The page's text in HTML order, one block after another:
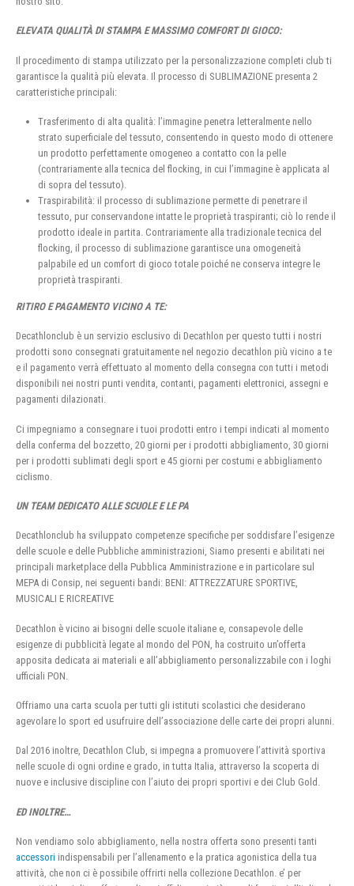
ELEVATA QUALITÀ DI STAMPA E MASSIMO COMFORT DI GIOCO:
Il procedimento di stampa utilizzato per la personalizzazione completi club ti
garantisce la qualità più elevata. Il processo di SUBLIMAZIONE presenta 2
caratteristiche principali:
Trasferimento di alta qualità: l’immagine penetra letteralmente nello
strato superficiale del tessuto, consentendo in questo modo di ottenere
un prodotto perfettamente omogeneo a contatto con la pelle
(contrariamente alla tecnica del flocking, in cui l’immagine è applicata al
di sopra del tessuto).
Traspirabilità: il processo di sublimazione permette di penetrare il
tessuto, pur conservandone intatte le proprietà traspiranti; ciò lo rende il
prodotto ideale in partita. Contrariamente alla tradizionale tecnica del
flocking, il processo di sublimazione garantisce una omogeneità
palpabile ed un comfort di gioco totale poiché ne conserva integre le
proprietà traspiranti.
RITIRO E PAGAMENTO VICINO A TE:
Decathlonclub è un servizio esclusivo di Decathlon per questo tutti i nostri
prodotti sono consegnati gratuitamente nel negozio decathlon più vicino a te
e il pagamento verrà effettuato al momento della consegna con tutti i metodi
disponibili nei nostri punti vendita, contanti, pagamenti elettronici, assegni e
pagamenti dilazionati.
Ci impegniamo a consegnare i tuoi prodotti entro i tempi indicati al momento
della conferma del bozzetto, 20 giorni per i prodotti abbigliamento, 30 giorni
per i prodotti sublimati degli sport e 45 giorni per costumi e abbigliamento
ciclismo.
UN TEAM DEDICATO ALLE SCUOLE E LE PA
Decathlonclub ha sviluppato competenze specifiche per soddisfare l’esigenze
delle scuole e delle Pubbliche amministrazioni, Siamo presenti e abilitati nei
principali marketplace della Pubblica Amministrazione e in particolare sul
MEPA di Consip, nei seguenti bandi: BENI: ATTREZZATURE SPORTIVE,
MUSICALI E RICREATIVE
Decathlon è vicino ai bisogni delle scuole italiane e, consapevole delle
esigenze di pubblicità legate al mondo del PON, ha costruito un’offerta
apposita dedicata ai materiali e all’abbigliamento personalizzabile con i loghi
ufficiali PON.
Offriamo una carta scuola per tutti gli istituti scolastici che desiderano
agevolare lo sport ed usufruire dell’associazione delle carte dei propri alunni.
Dal 2016 inoltre, Decathlon Club, si impegna a promuovere l’attività sportiva
nelle scuole di ogni ordine e grado, in tutta Italia, attraverso la scoperta di
nuove e inclusive discipline con l’aiuto dei propri sportivi e dei Club Gold.
ED INOLTRE…
Non vendiamo solo abbigliamento, nella nostra offerta sono presenti tanti
accessori indispensabili per l’allenamento e la pratica agonistica della tua
attività, che non ci è possibile offrirti nella collezione Decathlon. e’ per